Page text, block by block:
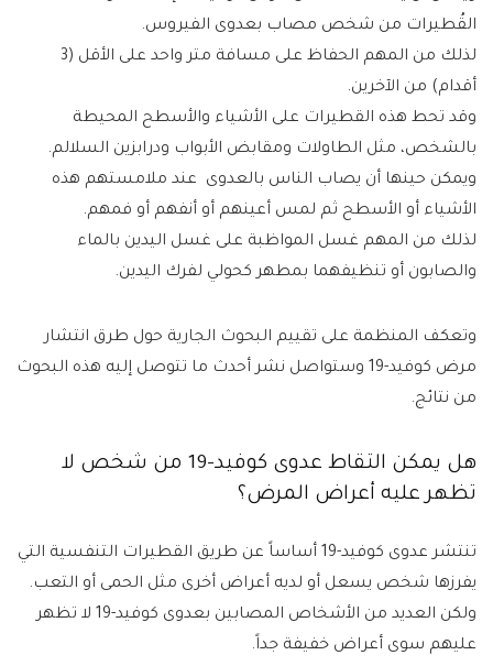
القُطيرات من شخص مصاب بعدوى الفيروس.
لذلك من المهم الحفاظ على مسافة متر واحد على الأقل (3
أقدام) من الآخرين.
وقد تحط هذه القطيرات على الأشياء والأسطح المحيطة
بالشخص، مثل الطاولات ومقابض الأبواب ودرابزين السلالم.
ويمكن حينها أن يصاب الناس بالعدوى عند ملامستهم هذه
الأشياء أو الأسطح ثم لمس أعينهم أو أنفهم أو فمهم.
لذلك من المهم غسل المواظبة على غسل اليدين بالماء
والصابون أو تنظيفهما بمطهر كحولي لفرك اليدين.
وتعكف المنظمة على تقييم البحوث الجارية حول طرق انتشار
مرض كوفيد-19 وستواصل نشر أحدث ما تتوصل إليه هذه البحوث
من نتائج.
هل يمكن التقاط عدوى كوفيد-19 من شخص لا
تظهر عليه أعراض المرض؟
تنتشر عدوى كوفيد-19 أساساً عن طريق القطيرات التنفسية التي
يفرزها شخص يسعل أو لديه أعراض أخرى مثل الحمى أو التعب.
ولكن العديد من الأشخاص المصابين بعدوى كوفيد-19 لا تظهر
عليهم سوى أعراض خفيفة جداً.